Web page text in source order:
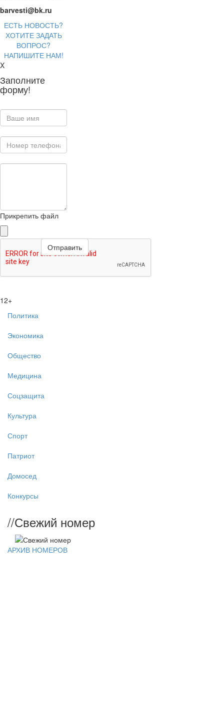
barvesti@bk.ru
ЕСТЬ НОВОСТЬ?
ХОТИТЕ ЗАДАТЬ
ВОПРОС?
НАПИШИТЕ НАМ!
X
Заполните
форму!
Прикрепить файл
12+
Политика
Экономика
Общество
Медицина
Соцзащита
Культура
Спорт
Патриот
Домосед
Конкурсы
//Свежий номер
АРХИВ НОМЕРОВ